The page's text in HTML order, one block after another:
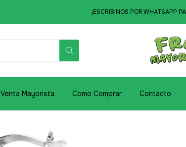
¡ESCRIBINOS POR WHATSAPP
Venta Mayorista Como Comprar Contacto